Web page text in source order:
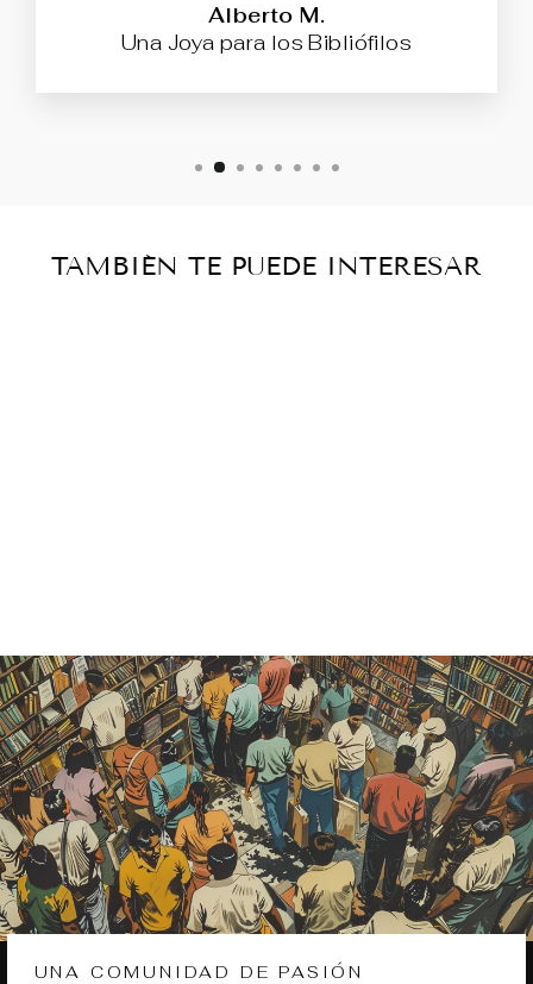
Alberto M.
Una Joya para los Bibliófilos
TAMBIÉN TE PUEDE INTERESAR
UNA COMUNIDAD DE PASIÓN